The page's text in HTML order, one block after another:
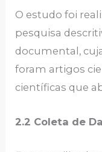
O estudo foi
pesquisa
documental,
foram artigos
científicas que
2.2 Coleta de